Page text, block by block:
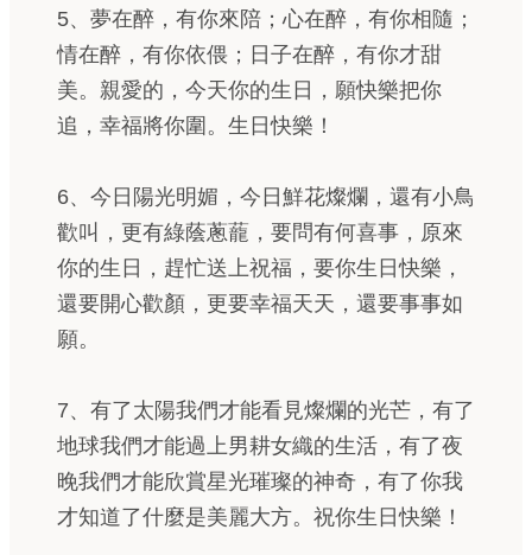
5、夢在醉，有你來陪；心在醉，有你相隨；
情在醉，有你依偎；日子在醉，有你才甜
美。親愛的，今天你的生日，願快樂把你
追，幸福將你圍。生日快樂！
6、今日陽光明媚，今日鮮花燦爛，還有小鳥
歡叫，更有綠蔭蔥蘢，要問有何喜事，原來
你的生日，趕忙送上祝福，要你生日快樂，
還要開心歡顏，更要幸福天天，還要事事如
願。
7、有了太陽我們才能看見燦爛的光芒，有了
地球我們才能過上男耕女織的生活，有了夜
晚我們才能欣賞星光璀璨的神奇，有了你我
才知道了什麼是美麗大方。祝你生日快樂！